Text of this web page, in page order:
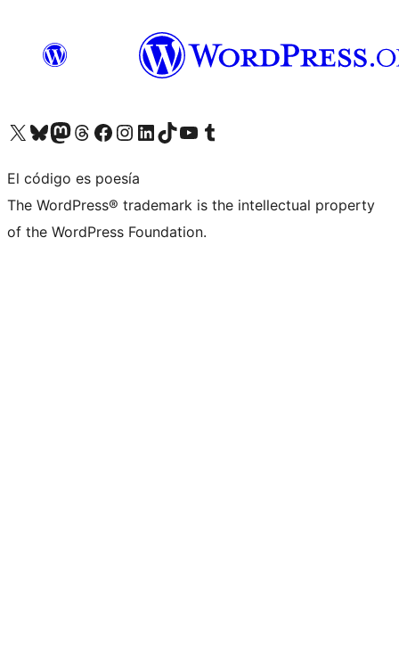
Visita nuestra cuenta de X (anteriormente Twitter)
Visita nuestra cuenta de Bluesky
Visita nuestra cuenta de Mastodon
Visita nuestra cuenta de Threads
Visita nuestra página de Facebook
Visita nuestra cuenta de Instagram
Visita nuestra cuenta de LinkedIn
Visita nuestra cuenta de TikTok
Visita nuestro canal de YouTube
Visita nuestra cuenta de Tumblr
El código es poesía
The WordPress® trademark is the intellectual property
of the WordPress Foundation.